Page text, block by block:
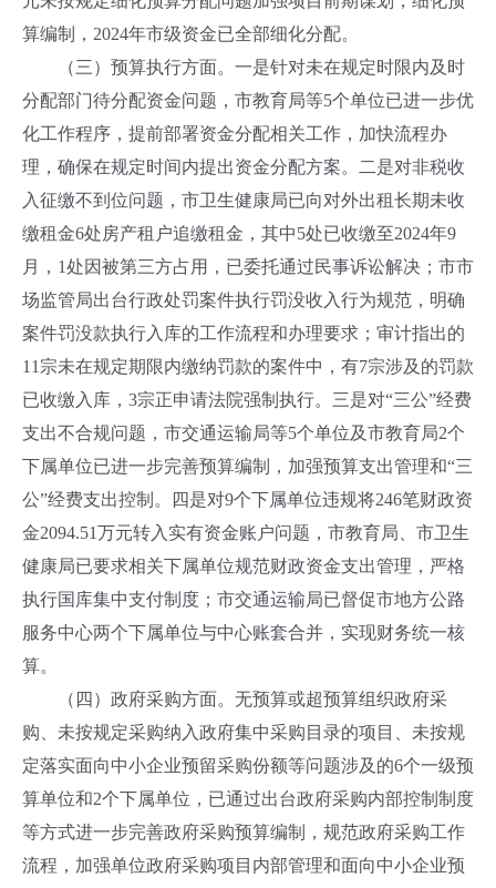
算编制，2024年市级资金已全部细化分配。
（三）预算执行方面。一是针对未在规定时限内及时
分配部门待分配资金问题，市教育局等5个单位已进一步优
化工作程序，提前部署资金分配相关工作，加快流程办
理，确保在规定时间内提出资金分配方案。二是对非税收
入征缴不到位问题，市卫生健康局已向对外出租长期未收
缴租金6处房产租户追缴租金，其中5处已收缴至2024年9
月，1处因被第三方占用，已委托通过民事诉讼解决；市市
场监管局出台行政处罚案件执行罚没收入行为规范，明确
案件罚没款执行入库的工作流程和办理要求；审计指出的
11宗未在规定期限内缴纳罚款的案件中，有7宗涉及的罚款
已收缴入库，3宗正申请法院强制执行。三是对“三公”经费
支出不合规问题，市交通运输局等5个单位及市教育局2个
下属单位已进一步完善预算编制，加强预算支出管理和“三
公”经费支出控制。四是对9个下属单位违规将246笔财政资
金2094.51万元转入实有资金账户问题，市教育局、市卫生
健康局已要求相关下属单位规范财政资金支出管理，严格
执行国库集中支付制度；市交通运输局已督促市地方公路
服务中心两个下属单位与中心账套合并，实现财务统一核
算。
（四）政府采购方面。无预算或超预算组织政府采
购、未按规定采购纳入政府集中采购目录的项目、未按规
定落实面向中小企业预留采购份额等问题涉及的6个一级预
算单位和2个下属单位，已通过出台政府采购内部控制制度
等方式进一步完善政府采购预算编制，规范政府采购工作
流程，加强单位政府采购项目内部管理和面向中小企业预